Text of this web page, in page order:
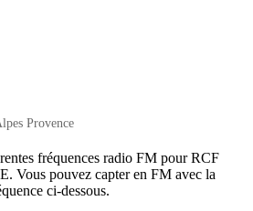
Provence
fréquences radio FM pour RCF
Vous pouvez capter en FM avec la
ci-dessous.